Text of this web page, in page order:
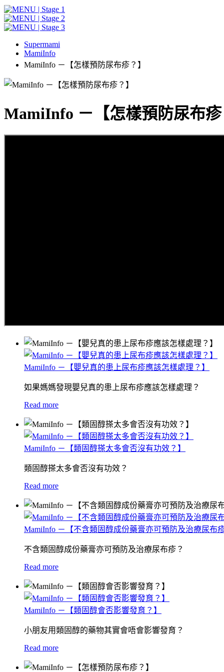
Supermami
MamiInfo
MamiInfo －【怎樣預防尿布疹？】
MamiInfo －【怎樣預防尿布
MamiInfo －【嬰兒真的患上尿布疹應該怎樣處理？】
如果媽媽發現嬰兒真的患上尿布疹應該怎樣處理？
Read more
MamiInfo －【類固醇搽太多會否沒有功效？】
類固醇搽太多會否沒有功效？
Read more
MamiInfo －【不含類固醇成份藥膏亦可預防及治療尿布
不含類固醇成份藥膏亦可預防及治療尿布疹？
Read more
MamiInfo －【類固醇會否影響發育？】
小朋友用類固醇的藥物其實會唔會影響發育？
Read more